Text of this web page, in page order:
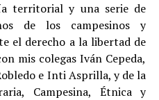
territorial y una serie de
de los campesinos y
el derecho a la libertad de
mis colegas Iván Cepeda,
e Inti Asprilla, y de la
Campesina, Étnica y